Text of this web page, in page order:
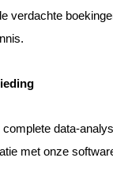
verdachte
data-
met onze